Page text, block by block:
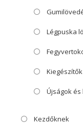
Légpuska
Kiegészítők
Újságok
Kezdőknek